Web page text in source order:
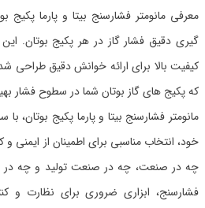
معرفی مانومتر فشارسنج بیتا و پارما پکیج
گیری دقیق فشار گاز در هر پکیج بوتان. این
کیفیت بالا برای ارائه خوانش دقیق
که پکیج های گاز بوتان شما در سطوح فشار
مانومتر فشارسنج بیتا و پارما پکیج بوتان، با
خود، انتخاب مناسبی برای اطمینان از
چه در صنعت، چه در صنعت تولید و چه در
فشارسنج، ابزاری ضروری برای نظارت و